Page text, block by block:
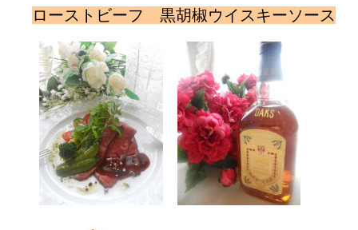
ローストビーフ 黒胡椒ウイスキーソース